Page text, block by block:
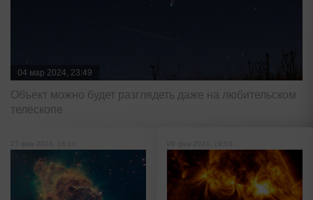
04 мар 2024, 23:49
Объект можно будет разглядеть даже на любительском
телескопе